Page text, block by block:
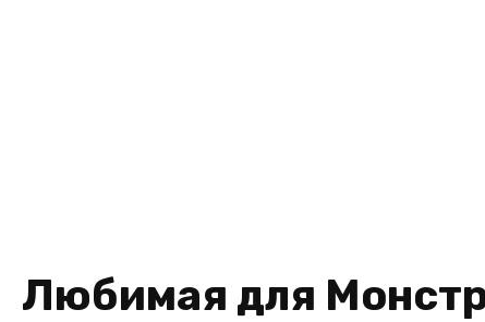
Любимая для